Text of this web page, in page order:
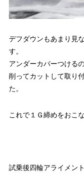
デフダウンもあまり見
す。
アンダーカバーつける
削ってカットして取り
た。
これで１Ｇ締めをおこ
試乗後四輪アライメン